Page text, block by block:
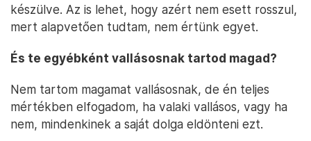
készülve. Az is lehet, hogy azért nem esett rosszul,
mert alapvetően tudtam, nem értünk egyet.
És te egyébként vallásosnak tartod magad?
Nem tartom magamat vallásosnak, de én teljes
mértékben elfogadom, ha valaki vallásos, vagy ha
nem, mindenkinek a saját dolga eldönteni ezt.